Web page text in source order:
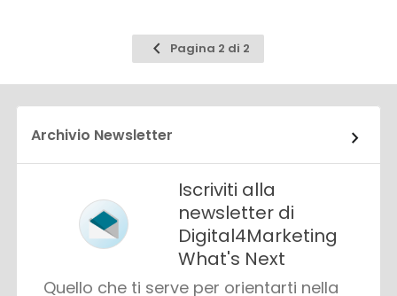
Pagina
precedente
Pagina 2 di 2
Archivio Newsletter
Iscriviti alla
newsletter di
Digital4Marketing
What's Next
Quello che ti serve per orientarti nella